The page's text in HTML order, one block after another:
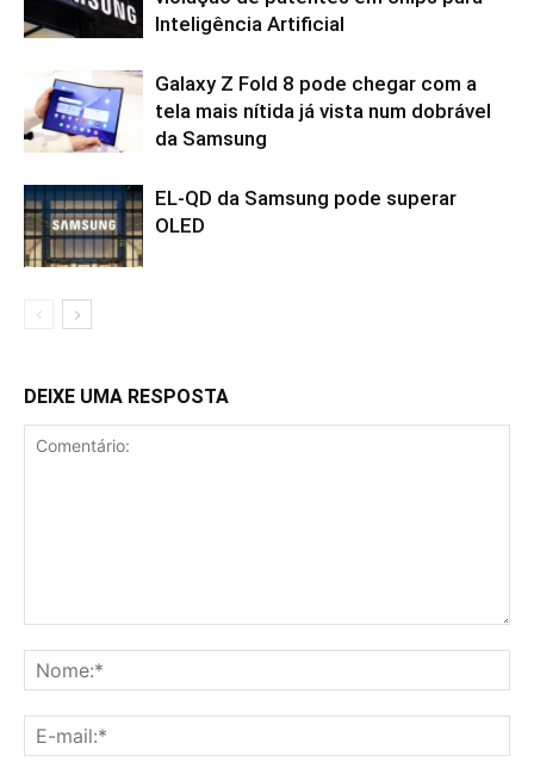
Inteligência Artificial
Galaxy Z Fold 8 pode chegar com a
tela mais nítida já vista num dobrável
da Samsung
EL-QD da Samsung pode superar
OLED
DEIXE UMA RESPOSTA